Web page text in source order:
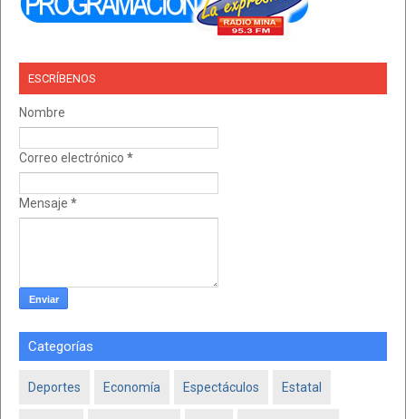
ESCRÍBENOS
Nombre
Correo electrónico *
Mensaje *
Categorías
Deportes Economía Espectáculos Estatal